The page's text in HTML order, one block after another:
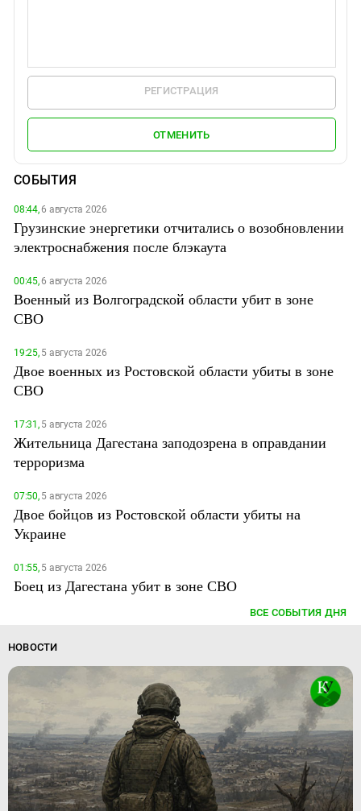
РЕГИСТРАЦИЯ
ОТМЕНИТЬ
СОБЫТИЯ
08:44,6 августа 2026
Грузинские энергетики отчитались о возобновлении
электроснабжения после блэкаута
00:45,6 августа 2026
Военный из Волгоградской области убит в зоне
СВО
19:25,5 августа 2026
Двое военных из Ростовской области убиты в зоне
СВО
17:31,5 августа 2026
Жительница Дагестана заподозрена в оправдании
терроризма
07:50,5 августа 2026
Двое бойцов из Ростовской области убиты на
Украине
01:55,5 августа 2026
Боец из Дагестана убит в зоне СВО
ВСЕ СОБЫТИЯ ДНЯ
НОВОСТИ